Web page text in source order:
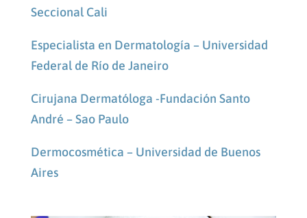
Seccional Cali
Especialista en Dermatología – Universidad
Federal de Río de Janeiro
Cirujana Dermatóloga -Fundación Santo
André – Sao Paulo
Dermocosmética – Universidad de Buenos
Aires